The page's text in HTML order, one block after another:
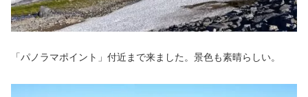
「パノラマポイント」付近まで来ました。景色も素晴らしい。